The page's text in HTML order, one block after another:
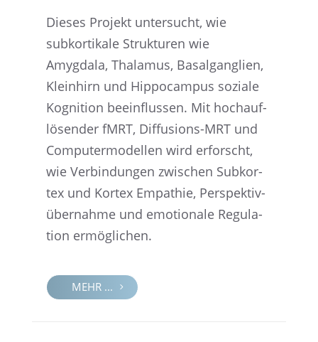
Dieses Projekt unter­sucht, wie
subkor­ti­kale Struk­tu­ren wie
Amygdala, Thala­mus, Basal­gan­glien,
Klein­hirn und Hippo­cam­pus soziale
Kogni­tion beein­flus­sen. Mit hochauf­
lö­sen­der fMRT, Diffu­si­ons-MRT und
Compu­ter­mo­del­len wird erforscht,
wie Verbin­dun­gen zwischen Subkor­
tex und Kortex Empathie, Perspek­tiv­
über­nahme und emotio­nale Regula­
tion ermöglichen.
MEHR ...